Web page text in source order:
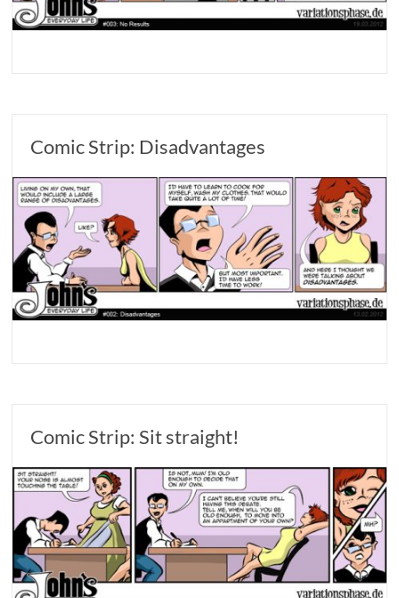
Comic Strip: Disadvantages
Comic Strip: Sit straight!